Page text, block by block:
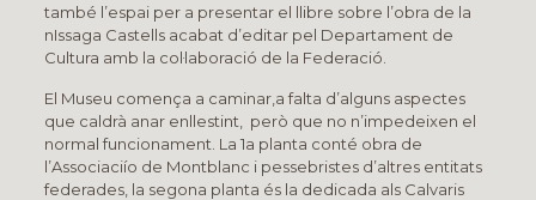
també l’espai per a presentar el llibre sobre l’obra de la
nIssaga Castells acabat d’editar pel Departament de
Cultura amb la col·laboració de la Federació.
El Museu comença a caminar,a falta d’alguns aspectes
que caldrà anar enllestint, però que no n’impedeixen el
normal funcionament. La 1a planta conté obra de
l’Associaciío de Montblanc i pessebristes d’altres entitats
federades, la segona planta és la dedicada als Calvaris